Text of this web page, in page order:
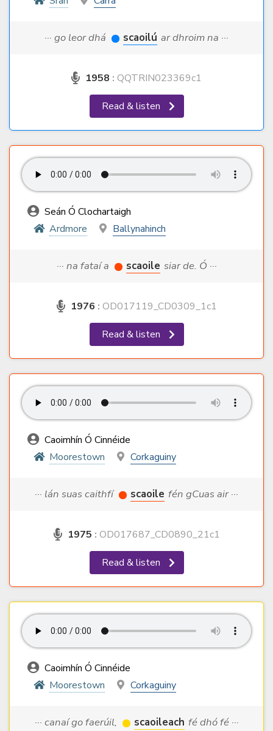
··· go leor dhá scaoilú ar dhroim na ···
1958 : QQTRIN023369c1
Read & listen
Seán Ó Clochartaigh
Ardmore
Ballynahinch
··· na fataí a scaoile siar de. Ó ···
1976 : OD017119_CD0309_1c1
Read & listen
Caoimhín Ó Cinnéide
Moorestown
Corkaguiny
··· lán suas caithfí scaoile fén gCuas air ···
1975 : OD017687_CD0890_21c1
Read & listen
Caoimhín Ó Cinnéide
Moorestown
Corkaguiny
··· canaí go faerúil, scaoileach fé dhó fé ···